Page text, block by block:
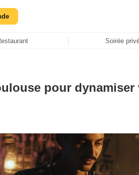
Soirée
pour dynamiser